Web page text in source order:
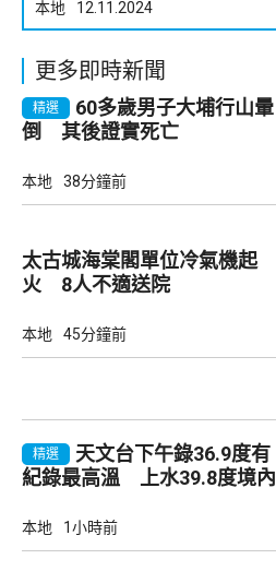
本地 12.11.2024
更多即時新聞
精選
60多歲男子大埔行山暈
倒 其後證實死亡
本地 38分鐘前
太古城海棠閣單位冷氣機起
火 8人不適送院
本地 45分鐘前
精選
天文台下午錄36.9度有
紀錄最高溫 上水39.8度境內
本地 1小時前